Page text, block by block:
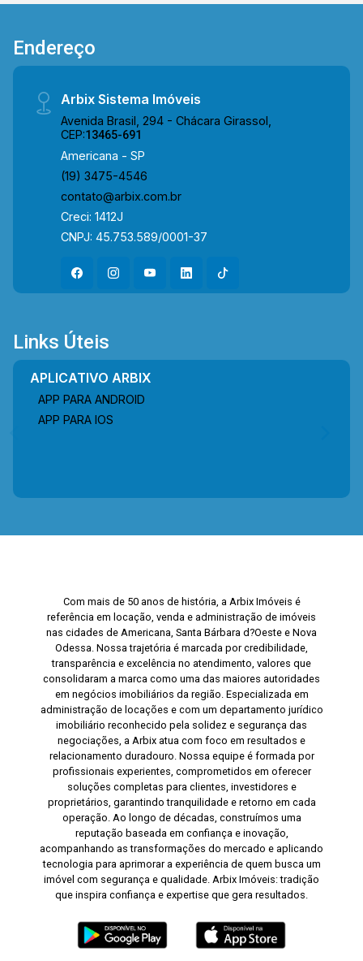
Endereço
Arbix Sistema Imóveis
Avenida Brasil, 294 - Chácara Girassol,
CEP:13465-691
Americana - SP
(19) 3475-4546
contato@arbix.com.br
Creci: 1412J
CNPJ: 45.753.589/0001-37
Links Úteis
APLICATIVO ARBIX
APP PARA ANDROID
APP PARA IOS
Com mais de 50 anos de história, a Arbix Imóveis é
referência em locação, venda e administração de imóveis
nas cidades de Americana, Santa Bárbara d?Oeste e Nova
Odessa. Nossa trajetória é marcada por credibilidade,
transparência e excelência no atendimento, valores que
consolidaram a marca como uma das maiores autoridades
em negócios imobiliários da região. Especializada em
administração de locações e com um departamento jurídico
imobiliário reconhecido pela solidez e segurança das
negociações, a Arbix atua com foco em resultados e
relacionamento duradouro. Nossa equipe é formada por
profissionais experientes, comprometidos em oferecer
soluções completas para clientes, investidores e
proprietários, garantindo tranquilidade e retorno em cada
operação. Ao longo de décadas, construímos uma
reputação baseada em confiança e inovação,
acompanhando as transformações do mercado e aplicando
tecnologia para aprimorar a experiência de quem busca um
imóvel com segurança e qualidade. Arbix Imóveis: tradição
que inspira confiança e expertise que gera resultados.